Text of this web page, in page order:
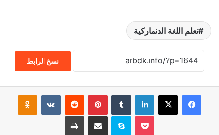
تعلم اللغة الدنماركية
نسخ الرابط
فيسبوك لينكدإن بينتيريست
سكايب